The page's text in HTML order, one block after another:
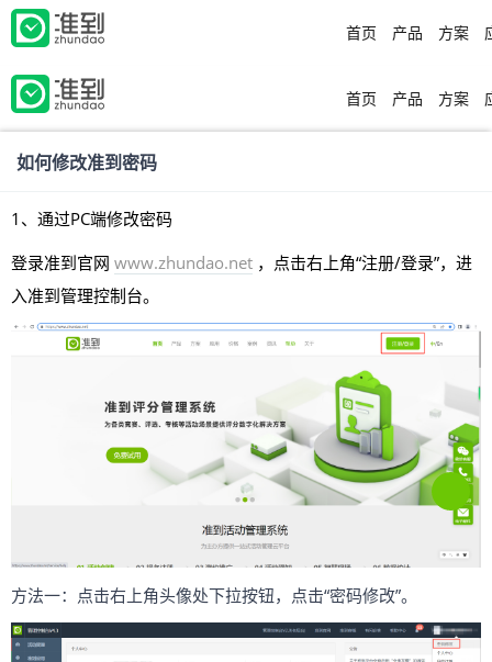
首页 产品 方案
首页 产品 方案
如何修改准到密码
1、通过PC端修改密码
登录准到官网 www.zhundao.net ，点击右上角“注册/登录”，进
入准到管理控制台。
方法一：点击右上角头像处下拉按钮，点击“密码修改”。